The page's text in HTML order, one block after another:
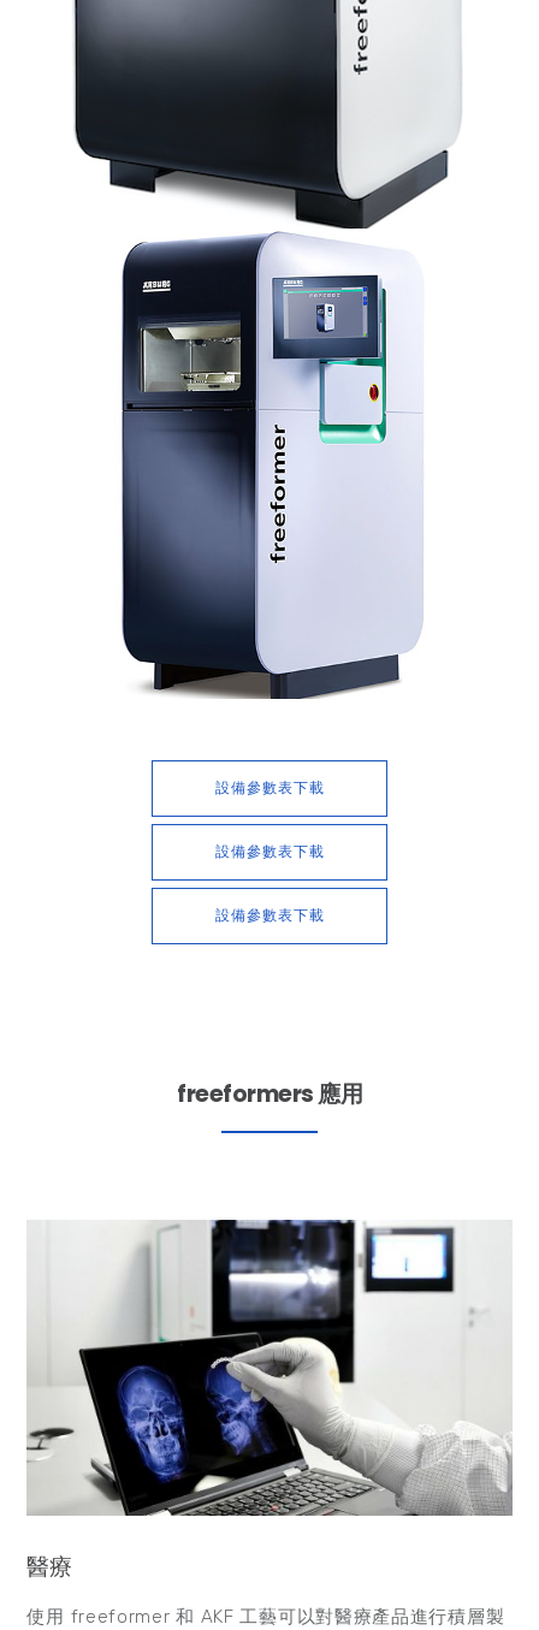
設備參數表下載
設備參數表下載
設備參數表下載
freeformers 應用
醫療
使用 freeformer 和 AKF 工藝可以對醫療產品進行積層製